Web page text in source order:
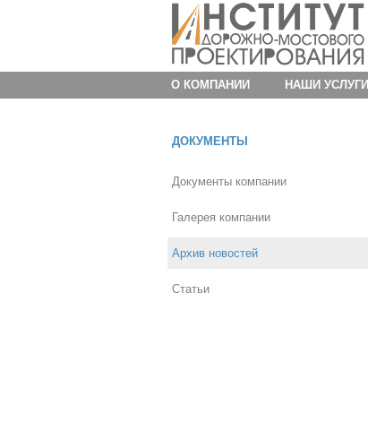
О КОМПАНИИ НАШИ УСЛУГИ
ДОКУМЕНТЫ
Документы компании
Галерея компании
Архив новостей
Статьи